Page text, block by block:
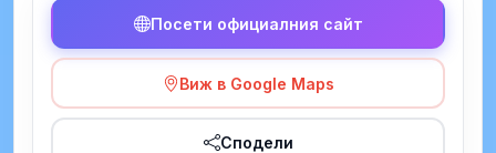
Посети официалния сайт
Виж в Google Maps
Сподели